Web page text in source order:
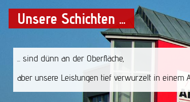
Direkt zum Inhalt
Unsere Schichten ...
... sind dünn an der Oberfläche,
aber unsere Leistungen tief verwurzelt in einem